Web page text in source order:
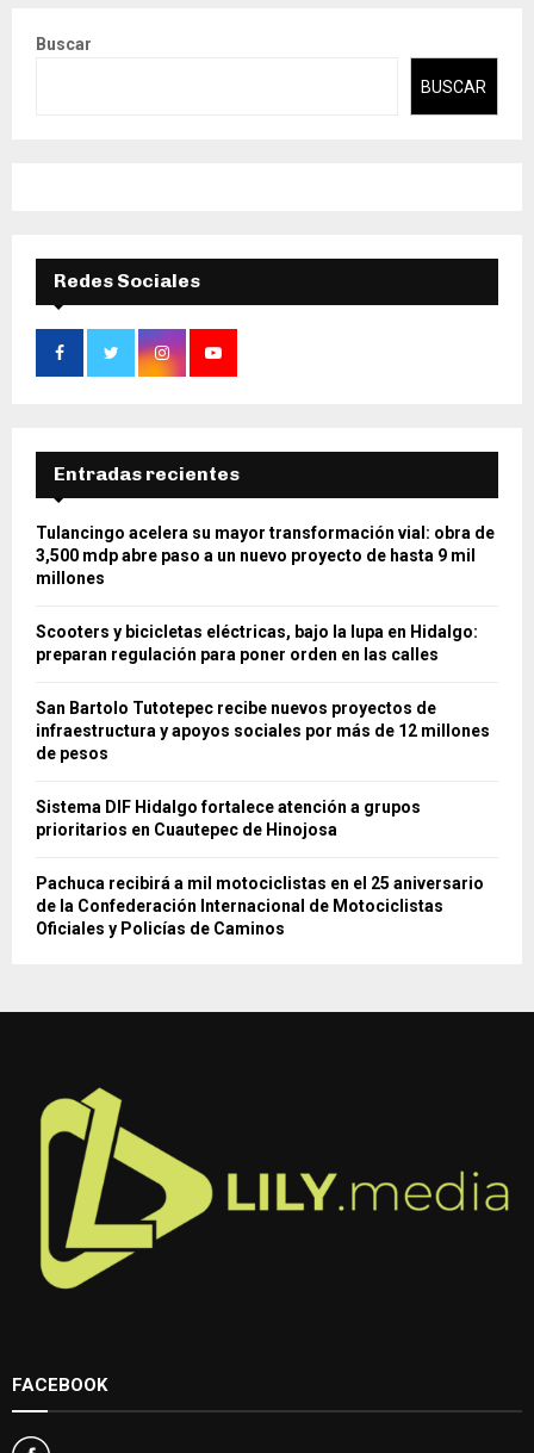
Buscar
BUSCAR
Redes Sociales
Entradas recientes
Tulancingo acelera su mayor transformación vial: obra de
3,500 mdp abre paso a un nuevo proyecto de hasta 9 mil
millones
Scooters y bicicletas eléctricas, bajo la lupa en Hidalgo:
preparan regulación para poner orden en las calles
San Bartolo Tutotepec recibe nuevos proyectos de
infraestructura y apoyos sociales por más de 12 millones
de pesos
Sistema DIF Hidalgo fortalece atención a grupos
prioritarios en Cuautepec de Hinojosa
Pachuca recibirá a mil motociclistas en el 25 aniversario
de la Confederación Internacional de Motociclistas
Oficiales y Policías de Caminos
FACEBOOK